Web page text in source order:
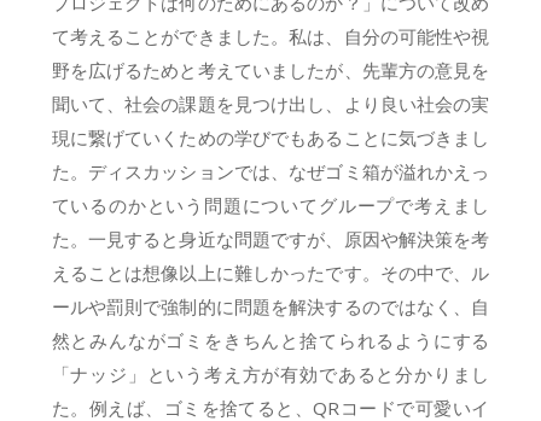
て考えることができました。私は、自分の可能性や視
野を広げるためと考えていましたが、先輩方の意見を
聞いて、社会の課題を見つけ出し、より良い社会の実
現に繋げていくための学びでもあることに気づきまし
た。ディスカッションでは、なぜゴミ箱が溢れかえっ
ているのかという問題についてグループで考えまし
た。一見すると身近な問題ですが、原因や解決策を考
えることは想像以上に難しかったです。その中で、ル
ールや罰則で強制的に問題を解決するのではなく、自
然とみんながゴミをきちんと捨てられるようにする
「ナッジ」という考え方が有効であると分かりまし
た。例えば、ゴミを捨てると、QRコードで可愛いイ